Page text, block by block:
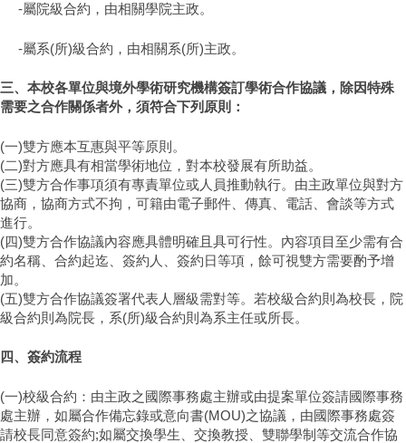
-屬院級合約，由相關學院主政。
-屬系(所)級合約，由相關系(所)主政。
三、本校各單位與境外學術研究機構簽訂學術合作協議，除因特殊
需要之合作關係者外，須符合下列原則：
(一)雙方應本互惠與平等原則。
(二)對方應具有相當學術地位，對本校發展有所助益。
(三)雙方合作事項須有專責單位或人員推動執行。由主政單位與對方
協商，協商方式不拘，可籍由電子郵件、傳真、電話、會談等方式
進行。
(四)雙方合作協議內容應具體明確且具可行性。內容項目至少需有合
約名稱、合約起迄、簽約人、簽約日等項，餘可視雙方需要酌予增
加。
(五)雙方合作協議簽署代表人層級需對等。若校級合約則為校長，院
級合約則為院長，系(所)級合約則為系主任或所長。
四、簽約流程
(一)校級合約：由主政之國際事務處主辦或由提案單位簽請國際事務
處主辦，如屬合作備忘錄或意向書(MOU)之協議，由國際事務處簽
請校長同意簽約;如屬交換學生、交換教授、雙聯學制等交流合作協